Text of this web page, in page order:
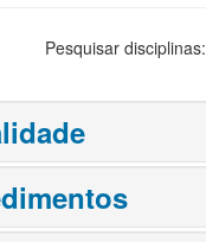
Pesquisar disciplinas: